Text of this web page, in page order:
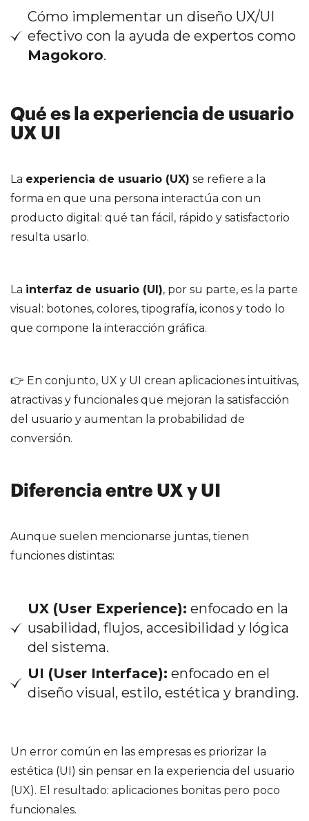
Cómo implementar un diseño UX/UI
efectivo con la ayuda de expertos como
Magokoro.
Qué es la experiencia de usuario
UX UI
La experiencia de usuario (UX) se refiere a la
forma en que una persona interactúa con un
producto digital: qué tan fácil, rápido y satisfactorio
resulta usarlo.
La interfaz de usuario (UI), por su parte, es la parte
visual: botones, colores, tipografía, iconos y todo lo
que compone la interacción gráfica.
👉 En conjunto, UX y UI crean aplicaciones intuitivas,
atractivas y funcionales que mejoran la satisfacción
del usuario y aumentan la probabilidad de
conversión.
Diferencia entre UX y UI
Aunque suelen mencionarse juntas, tienen
funciones distintas:
UX (User Experience): enfocado en la
usabilidad, flujos, accesibilidad y lógica
del sistema.
UI (User Interface): enfocado en el
diseño visual, estilo, estética y branding.
Un error común en las empresas es priorizar la
estética (UI) sin pensar en la experiencia del usuario
(UX). El resultado: aplicaciones bonitas pero poco
funcionales.